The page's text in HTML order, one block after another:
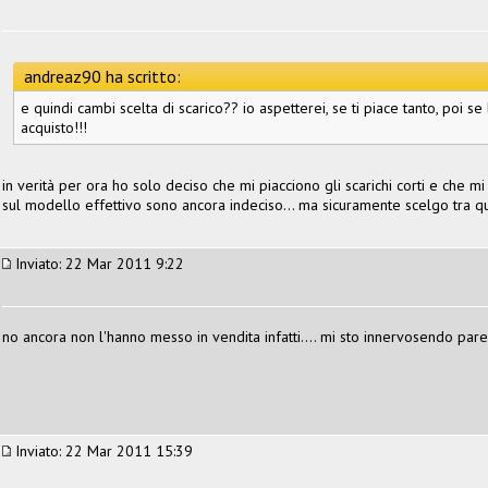
andreaz90 ha scritto:
e quindi cambi scelta di scarico?? io aspetterei, se ti piace tanto, poi
acquisto!!!
in verità per ora ho solo deciso che mi piacciono gli scarichi corti e che
sul modello effettivo sono ancora indeciso... ma sicuramente scelgo tra
Inviato: 22 Mar 2011 9:22
no ancora non l'hanno messo in vendita infatti.... mi sto innervosendo
Inviato: 22 Mar 2011 15:39